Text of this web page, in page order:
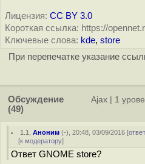
Лицензия: CC BY 3.0
Короткая ссылка: https://
Ключевые слова: kde, store
При перепечатке указание
Обсуждение
(49)
Ajax 1
1.1 ,Аноним (-), 20:48, 03/09/2016 [
[к модератору]
Ответ GNOME store?